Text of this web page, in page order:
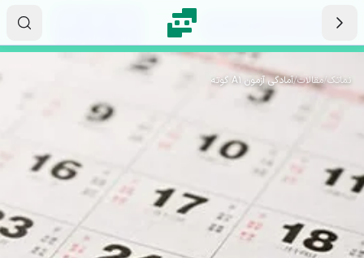
نماتک/مقالات/آمادگی آزمون A1 گوته